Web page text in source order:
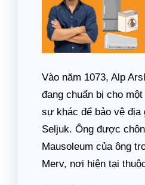
Vào năm 1073, Alp
đang chuẩn bị cho
sự khác để bảo vệ địa
Seljuk. Ông được
Mausoleum của ông
Merv, nơi hiện tại